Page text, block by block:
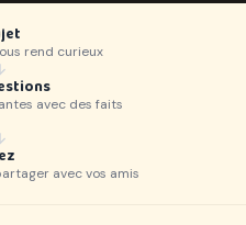
rend curieux
avec des faits
avec vos amis